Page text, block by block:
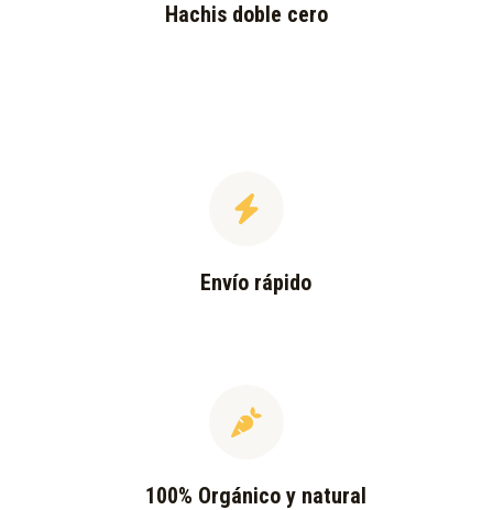
Hachis doble cero
Envío rápido
100% Orgánico y natural